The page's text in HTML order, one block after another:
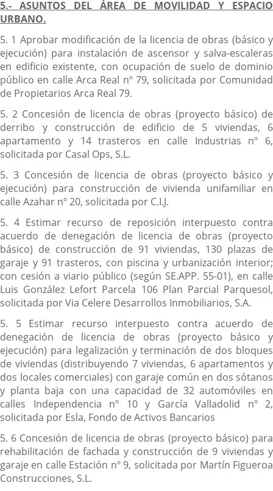
5.- ASUNTOS DEL ÁREA DE MOVILIDAD Y ESPACIO
URBANO.
5. 1 Aprobar modificación de la licencia de obras (básico y
ejecución) para instalación de ascensor y salva-escaleras
en edificio existente, con ocupación de suelo de dominio
público en calle Arca Real nº 79, solicitada por Comunidad
de Propietarios Arca Real 79.
5. 2 Concesión de licencia de obras (proyecto básico) de
derribo y construcción de edificio de 5 viviendas, 6
apartamento y 14 trasteros en calle Industrias nº 6,
solicitada por Casal Ops, S.L.
5. 3 Concesión de licencia de obras (proyecto básico y
ejecución) para construcción de vivienda unifamiliar en
calle Azahar nº 20, solicitada por C.I.J.
5. 4 Estimar recurso de reposición interpuesto contra
acuerdo de denegación de licencia de obras (proyecto
básico) de construcción de 91 viviendas, 130 plazas de
garaje y 91 trasteros, con piscina y urbanización interior;
con cesión a viario público (según SE.APP. 55-01), en calle
Luis González Lefort Parcela 106 Plan Parcial Parquesol,
solicitada por Via Celere Desarrollos Inmobiliarios, S.A.
5. 5 Estimar recurso interpuesto contra acuerdo de
denegación de licencia de obras (proyecto básico y
ejecución) para legalización y terminación de dos bloques
de viviendas (distribuyendo 7 viviendas, 6 apartamentos y
dos locales comerciales) con garaje común en dos sótanos
y planta baja con una capacidad de 32 automóviles en
calles Independencia nº 10 y García Valladolid nº 2,
solicitada por Esla, Fondo de Activos Bancarios
5. 6 Concesión de licencia de obras (proyecto básico) para
rehabilitación de fachada y construcción de 9 viviendas y
garaje en calle Estación nº 9, solicitada por Martín Figueroa
Construcciones, S.L.